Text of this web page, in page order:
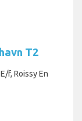
T2
f, Roissy En